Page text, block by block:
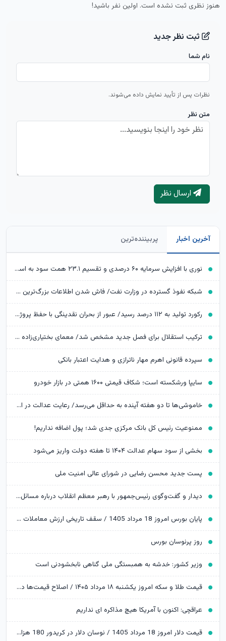
هنوز نظری ثبت نشده است. اولین نفر باشید!
ثبت نظر جدید
نام شما
نظرات پس از تأیید نمایش داده می‌شوند.
متن نظر
ارسال نظر
آخرین اخبار پربیننده‌ترین
نوری با افزایش سرمایه ۶۰ درصدی و تقسیم ۲۳.۱ همت سود به استقبال توسعه رفت
شبکه نفوذ گسترده در وزارت نفت/ فاش شدن اطلاعات بزرگ‌ترین تراستی‌ آلوده
رکورد تولید به ۱۱۲ درصد رسید/ عبور از بحران نقدینگی با حفظ پروژه‌های توسعه‌ای
ترکیب استقلال برای فصل جدید مشخص شد/ معمای بختیاری‌زاده در یک پست مهم
سپرده قانونی اهرم مهار ناترازی و هدایت اعتبار بانکی
سایپا ورشکسته است؛ شکاف قیمتی ۱۶۰۰ همتی در بازار خودرو
خاموشی‌ها تا دو هفته آینده به حداقل می‌رسد/ رعایت عدالت در اعمال محدودیت‌ها
ممنوعیت رئیس کل بانک مرکزی جدی شد؛ پول اضافه نداریم!
بخشی از سود سهام عدالت ۱۴۰۴ تا هفته دولت واریز می‌شود
پست جدید محسن رضایی در شورای عالی امنیت ملی
دیدار و گفت‌وگوی رئیس‌جمهور با رهبر معظم انقلاب درباره مسائل اقتصادی و نظامی کشور
پایان بورس امروز 18 مرداد 1405 / سقف تاریخی ارزش معاملات خرد شکسته شد
روز پرنوسان بورس
وزیر کشور: خدشه به همبستگی ملی گناهی نابخشودنی است
قیمت طلا و سکه امروز یکشنبه ۱۸ مرداد ۱۴۰۵ / اصلاح قیمت‌ها در بازار طلا ادامه دارد
عراقچی: اکنون با آمریکا هیچ مذاکره ای نداریم
قیمت دلار امروز 18 مرداد 1405 / نوسان دلار در کریدور 180 هزار تومانی